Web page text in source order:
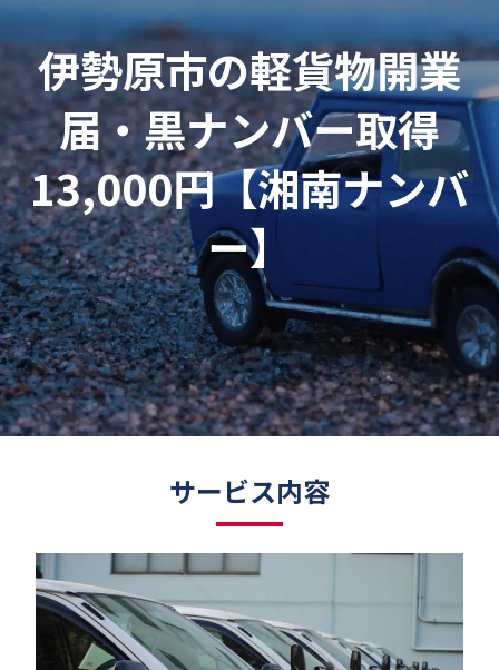
伊勢原市の軽貨物開業
届・黒ナンバー取得
13,000円【湘南ナンバ
ー】
サービス内容